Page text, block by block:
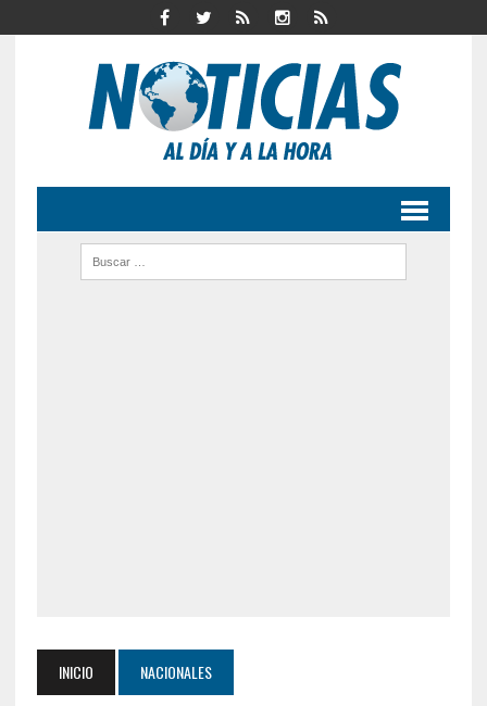
INICIO NACIONALES